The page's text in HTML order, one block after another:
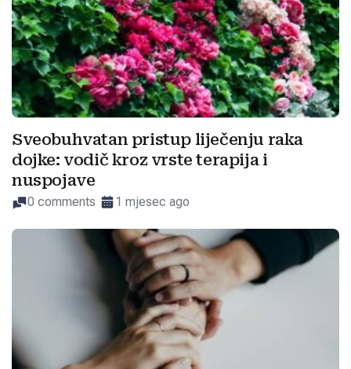
Sveobuhvatan pristup liječenju raka
dojke: vodič kroz vrste terapija i
nuspojave
0 comments 1 mjesec ago